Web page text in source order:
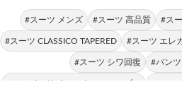
#スーツ メンズ #スーツ 高品質 #ス
#スーツ CLASSICO TAPERED #スーツ エレ
#スーツ シワ回復 #パン
#テーパードパンツ ウォッシャブル #スー